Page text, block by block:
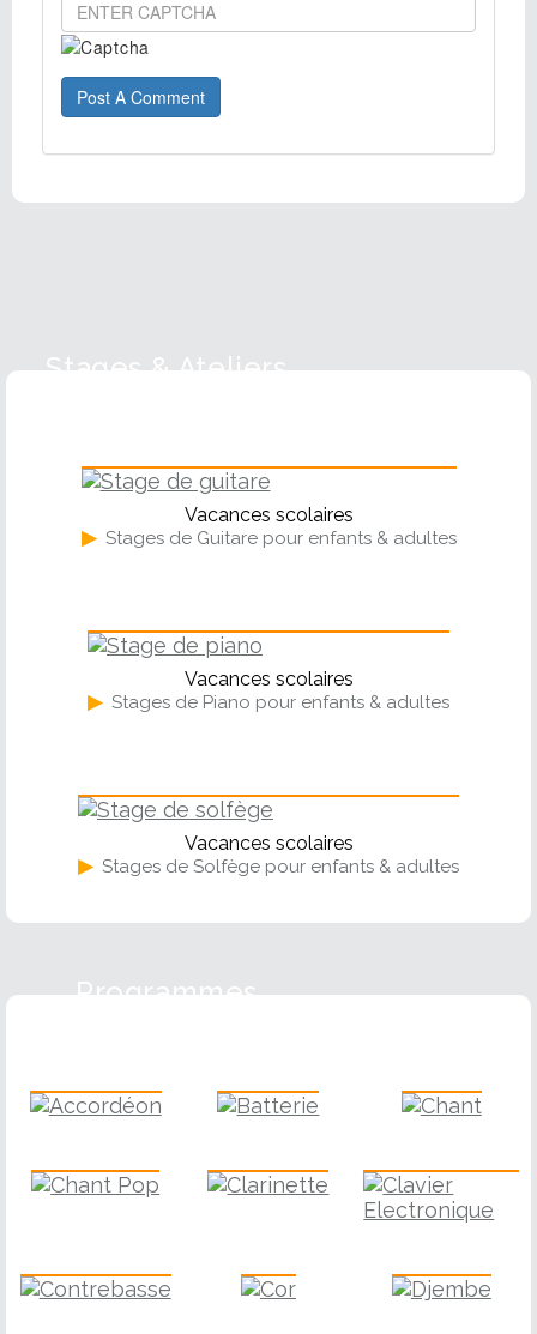
Post A Comment
Stages & Ateliers
Vacances scolaires
▶ Stages de Guitare pour enfants & adultes
Vacances scolaires
▶ Stages de Piano pour enfants & adultes
Vacances scolaires
▶ Stages de Solfège pour enfants & adultes
Programmes